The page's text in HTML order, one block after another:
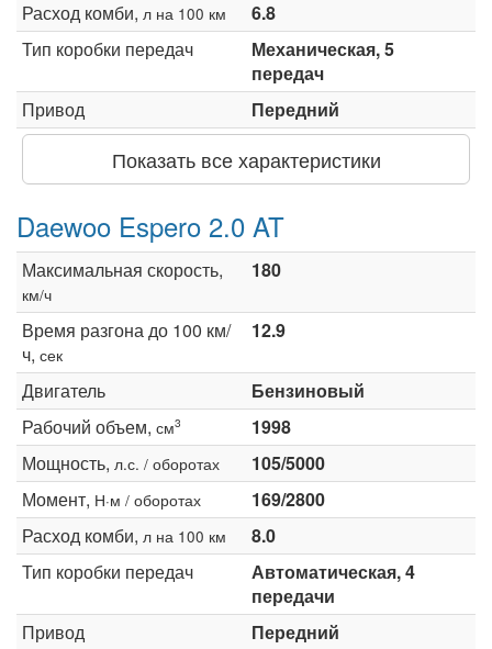
Расход комби, л на 100 км
6.8
Тип коробки передач
Механическая, 5
передач
Привод
Передний
Показать все характеристики
Daewoo Espero 2.0 AT
Максимальная скорость,
км/ч
180
Время разгона до 100 км/
ч, сек
12.9
Двигатель
Бензиновый
Рабочий объем, см3
1998
Мощность, л.с. / оборотах
105/5000
Момент, Н·м / оборотах
169/2800
Расход комби, л на 100 км
8.0
Тип коробки передач
Автоматическая, 4
передачи
Привод
Передний